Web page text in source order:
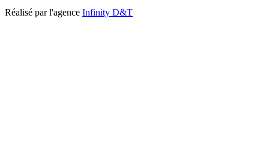
Réalisé par l'agence Infinity D&T